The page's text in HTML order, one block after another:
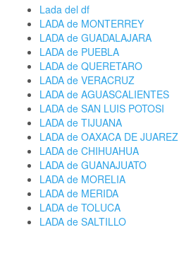
Lada del df
LADA de MONTERREY
LADA de GUADALAJARA
LADA de PUEBLA
LADA de QUERETARO
LADA de VERACRUZ
LADA de AGUASCALIENTES
LADA de SAN LUIS POTOSI
LADA de TIJUANA
LADA de OAXACA DE JUAREZ
LADA de CHIHUAHUA
LADA de GUANAJUATO
LADA de MORELIA
LADA de MERIDA
LADA de TOLUCA
LADA de SALTILLO